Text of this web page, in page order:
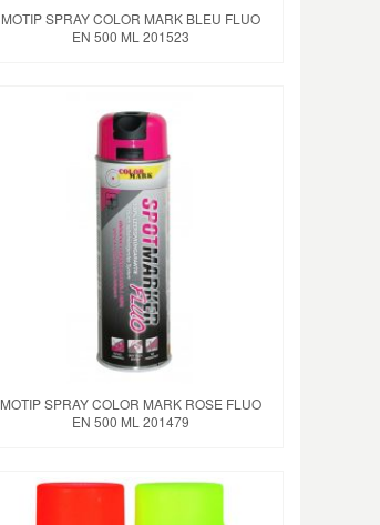
MOTIP SPRAY COLOR MARK BLEU FLUO
EN 500 ML 201523
MOTIP SPRAY COLOR MARK ROSE FLUO
EN 500 ML 201479